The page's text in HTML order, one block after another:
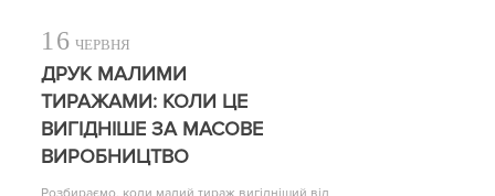
16 ЧЕРВНЯ
ДРУК МАЛИМИ
ТИРАЖАМИ: КОЛИ ЦЕ
ВИГІДНІШЕ ЗА МАСОВЕ
ВИРОБНИЦТВО
Розбираємо, коли малий тираж вигідніший від